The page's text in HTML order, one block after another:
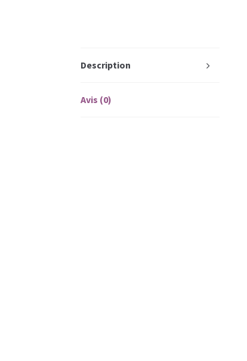
Description
Avis (0)